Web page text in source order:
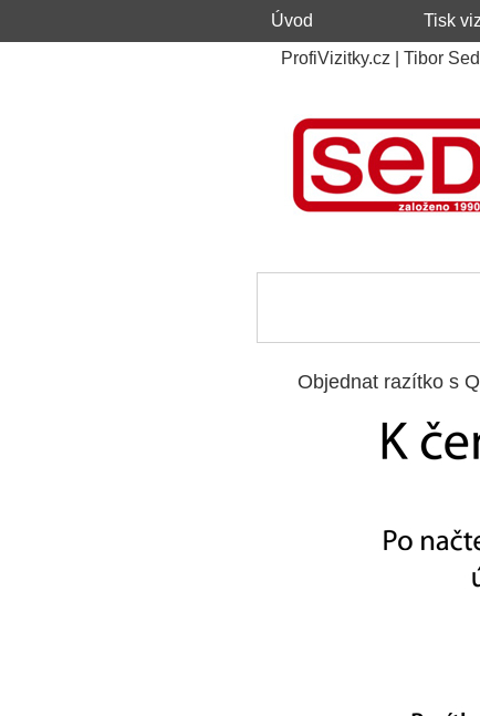
Objednat razítko s
ProfiVizitky.cz | Tibor
Úvod Tisk